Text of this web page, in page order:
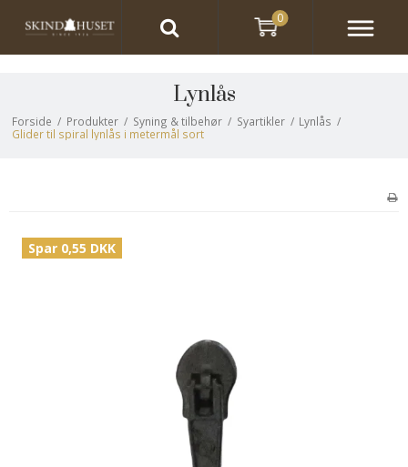
Lynlås
Forside / Produkter / Syning & tilbehør / Syartikler / Lynlås /
Glider til spiral lynlås i metermål sort
Spar 0,55 DKK
0